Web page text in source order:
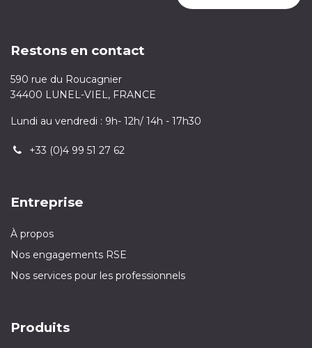
Restons en contact
590 rue du Roucagnier
34400 LUNEL-VIEL, FRANCE
Lundi au vendredi : 9h- 12h/ 14h - 17h30
+33 (0)4 99 51 27 62
Entreprise
À propos
Nos engagements RSE
Nos services pour les professionnels
Produits